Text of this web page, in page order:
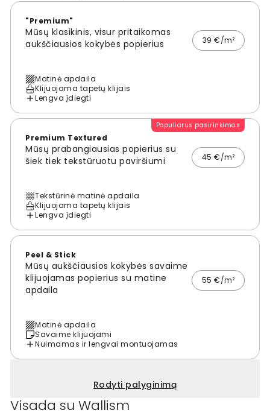
"Premium"
Mūsų klasikinis, visur pritaikomas
aukščiausios kokybės popierius
39 €/m²
Matinė apdaila
Klijuojama tapetų klijais
Lengva įdiegti
Populiarus pasirinkimas
Premium Textured
Mūsų prabangiausias popierius su
šiek tiek tekstūruotu paviršiumi
45 €/m²
Tekstūrinė matinė apdaila
Klijuojama tapetų klijais
Lengva įdiegti
Peel & Stick
Mūsų aukščiausios kokybės savaime
klijuojamas popierius su matine
apdaila
55 €/m²
Matinė apdaila
Savaime klijuojami
Nuimamas ir lengvai montuojamas
Rodyti palyginimą
Visada su Wallism